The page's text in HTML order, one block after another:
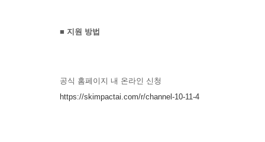
■ 지원 방법
공식 홈페이지 내 온라인 신청
https://skimpactai.com/r/channel-10-11-4